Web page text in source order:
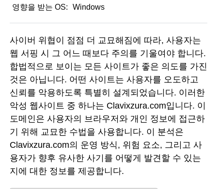
영향을 받는 OS:
Windows
사이버 위협이 점점 더 교묘해짐에 따라, 사용자는
웹 서핑 시 그 어느 때보다 주의를 기울여야 합니다.
합법적으로 보이는 모든 사이트가 좋은 의도를 가진
것은 아닙니다. 어떤 사이트는 사용자를 오도하고
신뢰를 악용하도록 특별히 설계되었습니다. 이러한
악성 웹사이트 중 하나는 Clavixzura.com입니다. 이
도메인은 사용자의 브라우저와 개인 정보에 접근하
기 위해 교묘한 수법을 사용합니다. 이 분석은
Clavixzura.com의 운영 방식, 위험 요소, 그리고 사
용자가 향후 유사한 사기를 어떻게 발견할 수 있는
지에 대한 정보를 제공합니다.